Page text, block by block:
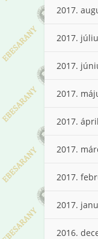
2017.
2017.
2017.
2017.
2017.
2017.
2017.
2017.
2016.